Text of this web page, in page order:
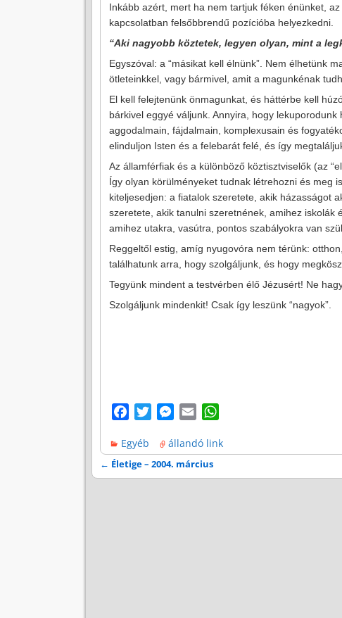
Inkább azért, mert ha nem tartjuk féken énünket,
kapcsolatban felsőbbrendű pozícióba helyezkedni.
“Aki nagyobb köztetek, legyen olyan, mint a
Egyszóval: a “másikat kell élnünk”. Nem élhetünk
ötleteinkkel, vagy bármivel, amit a magunkénak
El kell felejtenünk önmagunkat, és háttérbe kell
bárkivel eggyé váljunk. Annyira, hogy
aggodalmain, fájdalmain, komplexusain és
elinduljon Isten és a felebarát felé, és így
Az államférfiak és a különböző köztisztviselők (az
Így olyan körülményeket tudnak létrehozni és meg
kiteljesedjen: a fiatalok szeretete, akik házasságot
szeretete, akik tanulni szeretnének, amihez iskolák
amihez utakra, vasútra, pontos szabályokra van
Reggeltől estig, amíg nyugovóra nem térünk:
találhatunk arra, hogy szolgáljunk, és hogy
Tegyünk mindent a testvérben élő Jézusért! Ne
Szolgáljunk mindenkit! Csak így leszünk “nagyok”.
c
e
b
t
t
M
s
s
e
a
i
l
a
s
Egyéb állandó link
Bejegyzés navigáció
← Életige – 2004. március